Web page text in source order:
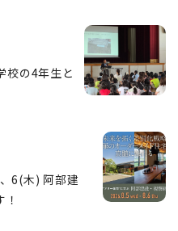
校の4年生と
6(木) 阿部建